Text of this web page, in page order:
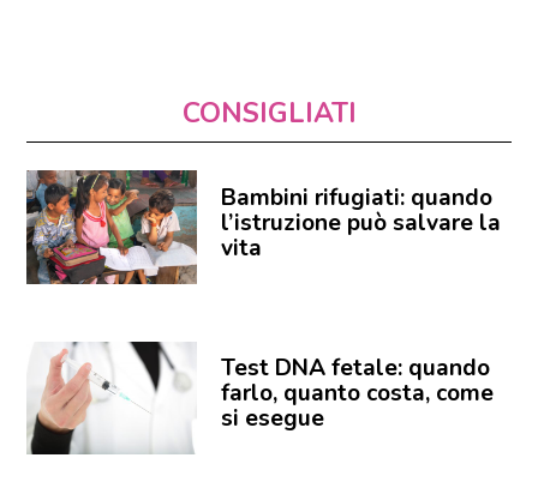
CONSIGLIATI
Bambini rifugiati: quando
l’istruzione può salvare la
vita
Test DNA fetale: quando
farlo, quanto costa, come
si esegue